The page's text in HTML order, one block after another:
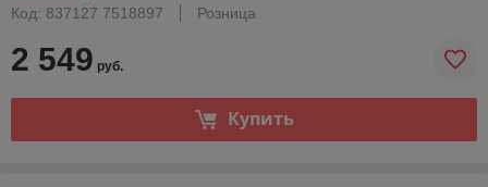
Код: 837127 7518897
Розница
2 549 руб.
Купить